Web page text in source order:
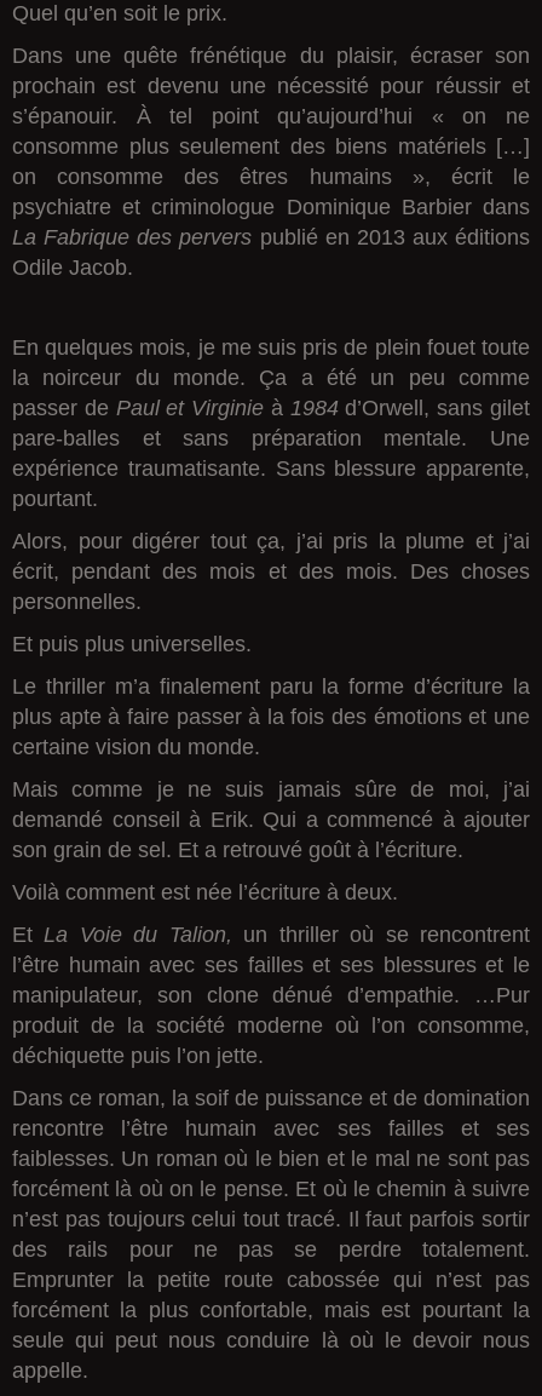
Quel qu’en soit le prix.
Dans une quête frénétique du plaisir, écraser son
prochain est devenu une nécessité pour réussir et
s’épanouir. À tel point qu’aujourd’hui « on ne
consomme plus seulement des biens matériels […]
on consomme des êtres humains », écrit le
psychiatre et criminologue Dominique Barbier dans
La Fabrique des pervers publié en 2013 aux éditions
Odile Jacob.
En quelques mois, je me suis pris de plein fouet toute
la noirceur du monde. Ça a été un peu comme
passer de Paul et Virginie à 1984d’Orwell, sans gilet
pare-balles et sans préparation mentale. Une
expérience traumatisante. Sans blessure apparente,
pourtant.
Alors, pour digérer tout ça, j’ai pris la plume et j’ai
écrit, pendant des mois et des mois. Des choses
personnelles.
Et puis plus universelles.
Le thriller m’a finalement paru la forme d’écriture la
plus apte à faire passer à la fois des émotions et une
certaine vision du monde.
Mais comme je ne suis jamais sûre de moi, j’ai
demandé conseil à Erik. Qui a commencé à ajouter
son grain de sel. Et a retrouvé goût à l’écriture.
Voilà comment est née l’écriture à deux.
EtLa Voie du Talion, un thriller où se rencontrent
l’être humain avec ses failles et ses blessures et le
manipulateur, son clone dénué d’empathie. …Pur
produit de la société moderne où l’on consomme,
déchiquette puis l’on jette.
Dans ce roman, la soif de puissance et de domination
rencontre l’être humain avec ses failles et ses
faiblesses. Un roman où le bien et le mal ne sont pas
forcément là où on le pense. Et où le chemin à suivre
n’est pas toujours celui tout tracé. Il faut parfois sortir
des rails pour ne pas se perdre totalement.
Emprunter la petite route cabossée qui n’est pas
forcément la plus confortable, mais est pourtant la
seule qui peut nous conduire là où le devoir nous
appelle.